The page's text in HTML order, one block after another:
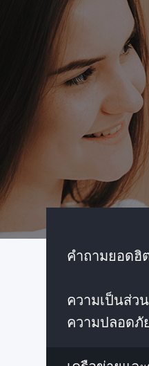
X300 Pro
คำถามยอดฮิ
ความเป็นส่ว
ความปลอดภั